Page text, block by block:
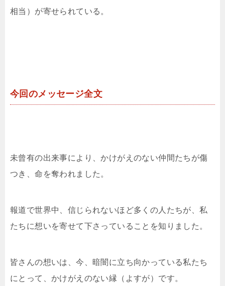
相当）が寄せられている。
今回のメッセージ全文
未曾有の出来事により、かけがえのない仲間たちが傷
つき、命を奪われました。
報道で世界中、信じられないほど多くの人たちが、私
たちに想いを寄せて下さっていることを知りました。
皆さんの想いは、今、暗闇に立ち向かっている私たち
にとって、かけがえのない縁（よすが）です。